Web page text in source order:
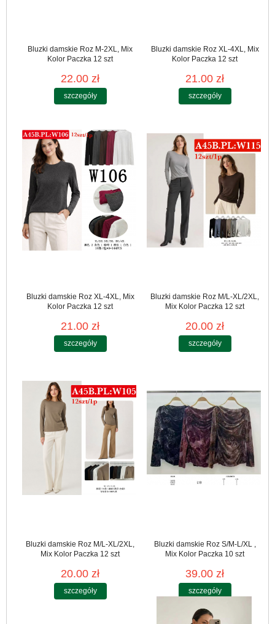
Bluzki damskie Roz M-2XL, Mix
Kolor Paczka 12 szt
22.00 zł
szczegóły
Bluzki damskie Roz XL-4XL, Mix
Kolor Paczka 12 szt
21.00 zł
szczegóły
Bluzki damskie Roz XL-4XL, Mix
Kolor Paczka 12 szt
21.00 zł
szczegóły
Bluzki damskie Roz M/L-XL/2XL,
Mix Kolor Paczka 12 szt
20.00 zł
szczegóły
Bluzki damskie Roz M/L-XL/2XL,
Mix Kolor Paczka 12 szt
20.00 zł
szczegóły
Bluzki damskie Roz S/M-L/XL ,
Mix Kolor Paczka 10 szt
39.00 zł
szczegóły